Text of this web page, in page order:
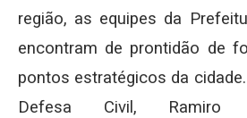
região, as equipes da
encontram de prontidão de
pontos estratégicos da
Defesa Civil, Ramiro